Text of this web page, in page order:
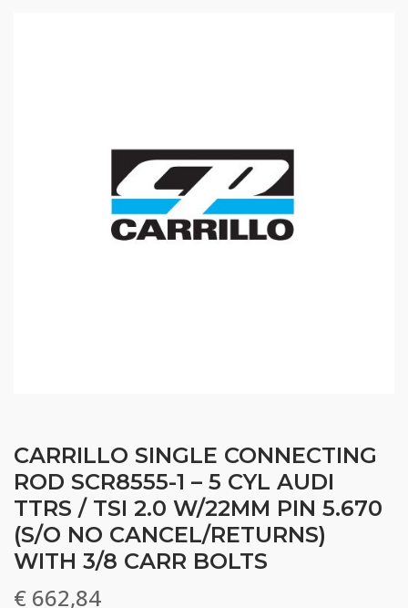
CARRILLO SINGLE CONNECTING
ROD SCR8555-1 – 5 CYL AUDI
TTRS / TSI 2.0 W/22MM PIN 5.670
(S/O NO CANCEL/RETURNS)
WITH 3/8 CARR BOLTS
€ 662,84